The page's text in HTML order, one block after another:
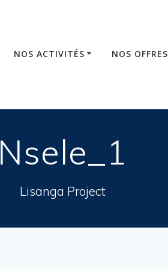
NOS ACTIVITÉS NOS OFFRES
Nsele_1
Lisanga Project